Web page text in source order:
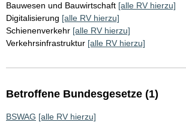
Bauwesen und Bauwirtschaft [alle RV hierzu]
Digitalisierung [alle RV hierzu]
Schienenverkehr [alle RV hierzu]
Verkehrsinfrastruktur [alle RV hierzu]
Betroffene Bundesgesetze (1)
BSWAG [alle RV hierzu]